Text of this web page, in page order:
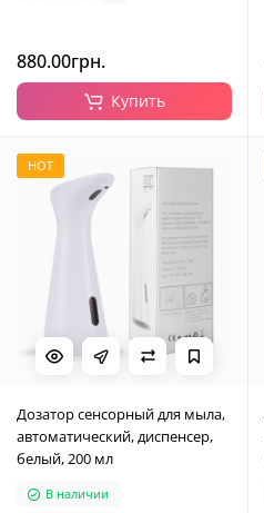
880.00грн.
Купить
HOT
Дозатор сенсорный для мыла,
автоматический, диспенсер,
белый, 200 мл
В наличии